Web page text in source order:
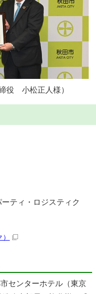
役 小松正人様）
ィ・ロジスティク
センターホテル（東京